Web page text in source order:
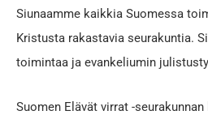
Siunaamme kaikkia Suomessa
Kristusta rakastavia seurakuntia.
toimintaa ja evankeliumin
Suomen Elävät virrat -